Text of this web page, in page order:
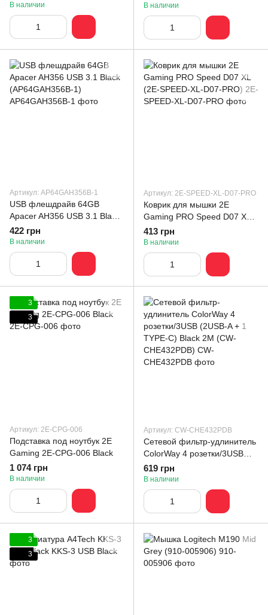
В наличии В наличии
Артикул: AP64GAH356B-1
USB флешдрайв 64GB
Apacer AH356 USB 3.1 Black
(AP64GAH356B-1)
422 грн
В наличии
Артикул: 2E-SPEED-XL-D07-PRO
Коврик для мышки 2E
Gaming PRO Speed D07 XL
(2E-SPEED-XL-D07-PRO)
413 грн
В наличии
3
3
Артикул: 2E-CPG-006
Подставка под ноутбук 2E
Gaming 2E-CPG-006 Black
1 074 грн
В наличии
Артикул: CW-CHE432PDB
Сетевой фильтр-удлинитель
СolorWay 4 розетки/3USB
(2USB-A + 1 TYPE-C) Black
2M (CW-CHE432PDB)
619 грн
В наличии
3
3